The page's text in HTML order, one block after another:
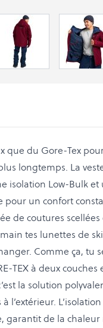
que du Gore-Tex
longtemps. La
isolation Low-Bulk et
un confort
de coutures scellées
tes lunettes de
Comme ça, tu
TEX à deux couches
la solution
l’extérieur. L’isolation
garantit de la